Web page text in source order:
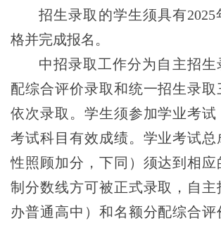
招生录取的学生须具有
格并完成报名。
中招录取工作分为自主招生
配综合评价录取和统一招生录
依次录取 。 学生须参加学业考试
考试科目有效成绩。学业考试总
性照顾加分，下同）须达到相应
制分数线方可被正式录取， 自主
办普通高中）和名额分配综合评